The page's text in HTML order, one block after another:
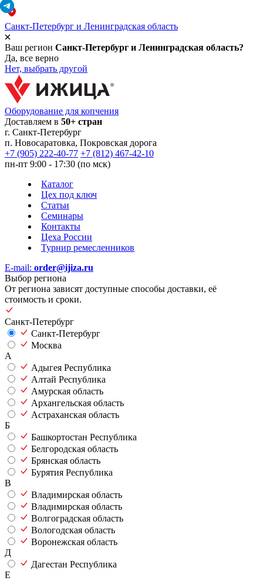
Санкт-Петербург и Ленинградская область
Ваш регион Санкт-Петербург и Ленинградская область?
Да, все верно
Нет, выбрать другой
Оборудование для копчения
Доставляем в 50+ стран
г. Санкт-Петербург
п. Новосаратовка, Покровская дорога
+7 (905) 222-40-77 +7 (812) 467-42-10
пн-пт 9:00 - 17:30 (по мск)
Каталог
Цех под ключ
Статьи
Семинары
Контакты
Цеха России
Турнир ремесленников
E-mail: order@ijiza.ru
Выбор региона
От региона зависят доступные способы доставки, её
стоимость и сроки.
Санкт-Петербург
Санкт-Петербург
Москва
А
Адыгея Республика
Алтай Республика
Амурская область
Архангельская область
Астраханская область
Б
Башкортостан Республика
Белгородская область
Брянская область
Бурятия Республика
В
Владимирская область
Владимирская область
Волгоградская область
Вологодская область
Воронежская область
Д
Дагестан Республика
Е